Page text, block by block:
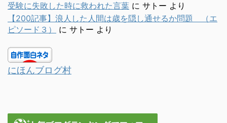
受験に失敗した時に救われた言葉 に サトー より
【200記事】浪人した人間は歳を隠し通せるか問題 （エ
ピソード３）
に サトー より
にほんブログ村